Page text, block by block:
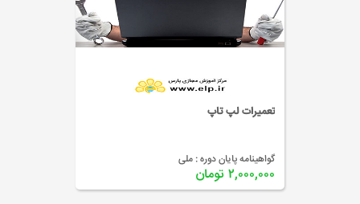
تعمیرات لپ تاپ
گواهینامه پایان دوره : ملی
۲,۰۰۰,۰۰۰ تومان